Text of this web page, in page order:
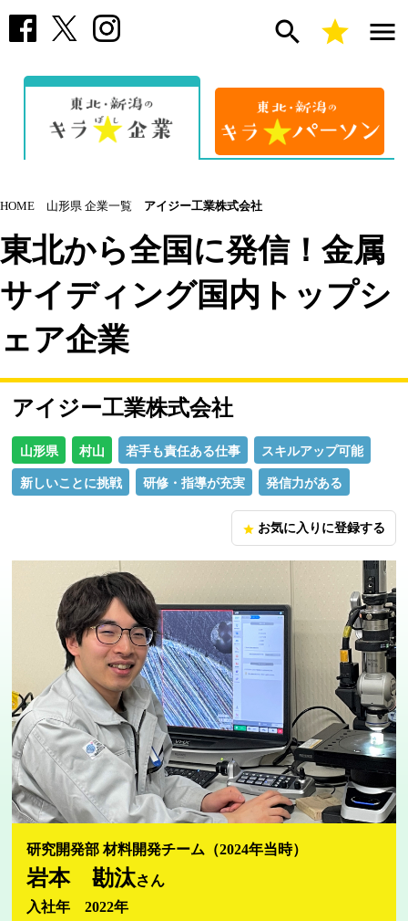
search star menu
HOME 山形県 企業一覧 アイジー工業株式会社
東北から全国に発信！金属
サイディング国内トップシ
ェア企業
アイジー工業株式会社
山形県 村山 若手も責任ある仕事 スキルアップ可能
新しいことに挑戦 研修・指導が充実 発信力がある
star お気に入りに登録する
研究開発部 材料開発チーム（2024年当時）
岩本 勘汰さん
入社年 2022年